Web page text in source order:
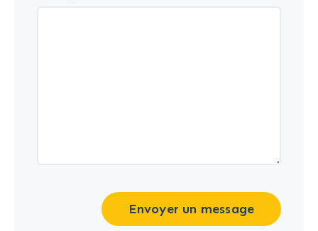
Envoyer un message